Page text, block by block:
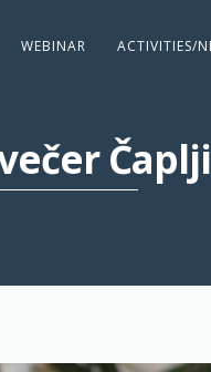
WEBINAR ACTIVITIES/